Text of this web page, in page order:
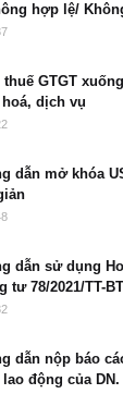
hợp lệ/
thuế GTGT
hoá, dịch vụ
dẫn mở khóa
dẫn sử dụng
tư 78/2021/TT-
dẫn nộp báo
động của DN.